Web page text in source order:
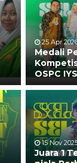
25 Apr
Medali
OSPC
15 Nov
Juara 1